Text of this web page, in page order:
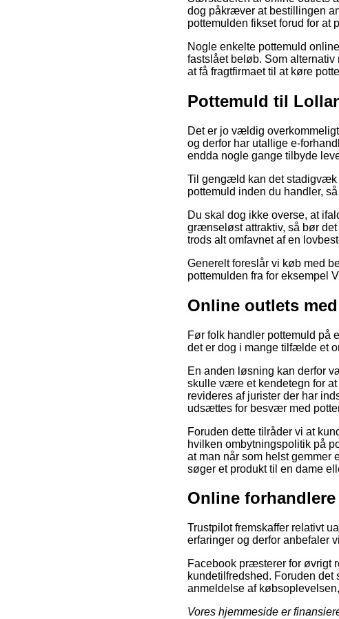
dog påkræver at bestillingen
pottemulden fikset forud for at
Nogle enkelte pottemuld
fastslået beløb. Som
at få fragtfirmaet til at køre
Pottemuld til
Det er jo vældig
og derfor har utallige e-
endda nogle gange tilbyde
Til gengæld kan det stadigvæk
pottemuld inden du handler,
Du skal dog ikke overse, at
grænseløst attraktiv, så bør
trods alt omfavnet af en
Generelt foreslår vi køb med
pottemulden fra for eksempel
Online outlets
Før folk handler pottemuld på
det er dog i mange tilfælde et
En anden løsning kan derfor
skulle være et kendetegn for
revideres af jurister der har
udsættes for besvær med
Foruden dette tilråder vi at
hvilken ombytningspolitik på
at man når som helst gemmer
søger et produkt til en dame
Online
Trustpilot fremskaffer relativt
erfaringer og derfor anbefaler
Facebook præsterer for øvrigt
kundetilfredshed. Foruden det
anmeldelse af
Vores hjemmeside er